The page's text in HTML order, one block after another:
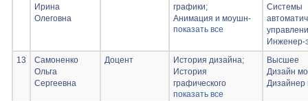
Ирина
Олеговна
графики;
Анимация и моушн-
дизайн;
Сторителлинг;
Портфолио и
презентация;
Леттеринг
показать все
Системы
Инженер-
13
Самоненко
Ольга
Сергеевна
Доцент
История дизайна;
История
графического
дизайна;
показать все
Высшее
Дизайн